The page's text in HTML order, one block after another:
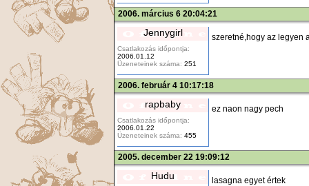
2006. március 6 20:04:21
Jennygirl
Csatlakozás időpontja:
2006.01.12
Üzeneteinek száma: 251
szeretné,hogy az legyen
2006. február 4 10:17:18
rapbaby
Csatlakozás időpontja:
2006.01.22
Üzeneteinek száma: 455
ez naon nagy pech
2005. december 22 19:09:12
Hudu lasagna egyet értek